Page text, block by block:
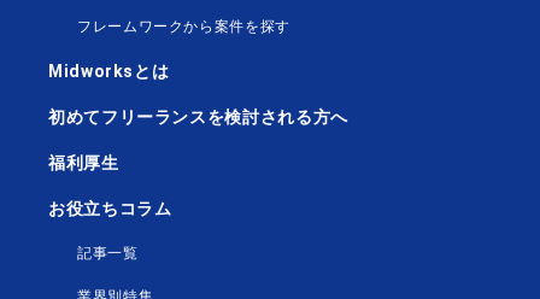
フレームワークから案件を探す
Midworksとは
初めてフリーランスを検討される方へ
福利厚生
お役立ちコラム
記事一覧